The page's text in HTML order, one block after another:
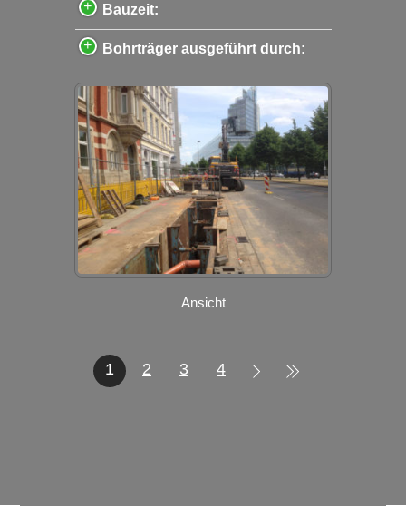
Bauzeit:
Bohrträger ausgeführt durch:
Ansicht
1 2 3 4